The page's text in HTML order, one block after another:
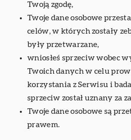
Twoją zgodę,
Twoje dane osobowe
celów, w których zostały
były przetwarzane,
wniosłeś sprzeciw wobec
Twoich danych w celu
korzystania z Serwisu i
sprzeciw został uznany za
Twoje dane osobowe są
prawem.